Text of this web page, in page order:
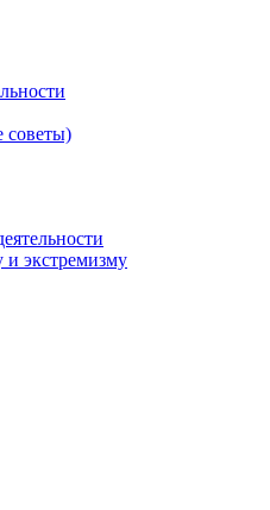
советы)
и экстремизму